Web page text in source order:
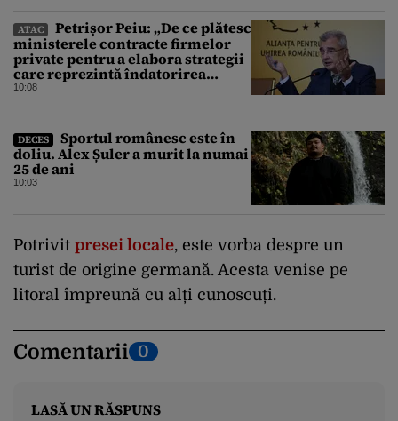
ATAC
Petrișor Peiu: „De ce plătesc
ministerele contracte firmelor
private pentru a elabora strategii
care reprezintă îndatorirea
angajaților din minister?”
10:08
DECES
Sportul românesc este în
doliu. Alex Șuler a murit la numai
25 de ani
10:03
Potrivit presei locale, este vorba despre un
turist de origine germană. Acesta venise pe
litoral împreună cu alți cunoscuți.
Comentarii 0
LASĂ UN RĂSPUNS